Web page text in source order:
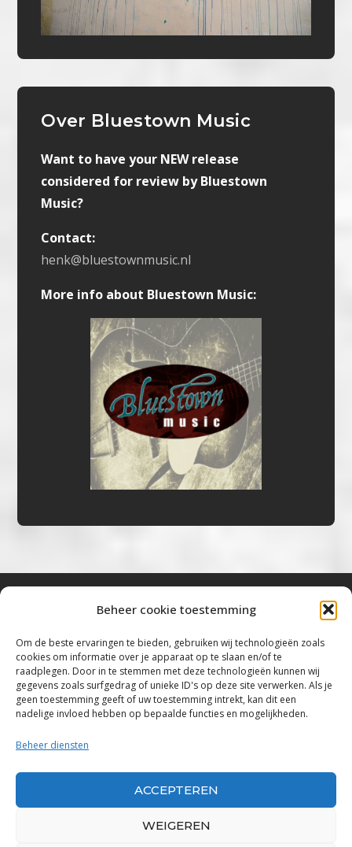
Beheer cookie toestemming
Om de beste ervaringen te bieden, gebruiken wij technologieën zoals
cookies om informatie over je apparaat op te slaan en/of te
raadplegen. Door in te stemmen met deze technologieën kunnen wij
gegevens zoals surfgedrag of unieke ID's op deze site verwerken. Als je
geen toestemming geeft of uw toestemming intrekt, kan dit een
nadelige invloed hebben op bepaalde functies en mogelijkheden.
Beheer diensten
ACCEPTEREN
WEIGEREN
Over Bluestown Music
Want to have your NEW release
considered for review by Bluestown
Music?
Contact:
henk@bluestownmusic.nl
More info about Bluestown Music:
“Voor de mooiste Blues, Rock, Roots &
Americana”
Copyright 2019 – 2026 Bluestown Music – All
Powered by Bluestown Music